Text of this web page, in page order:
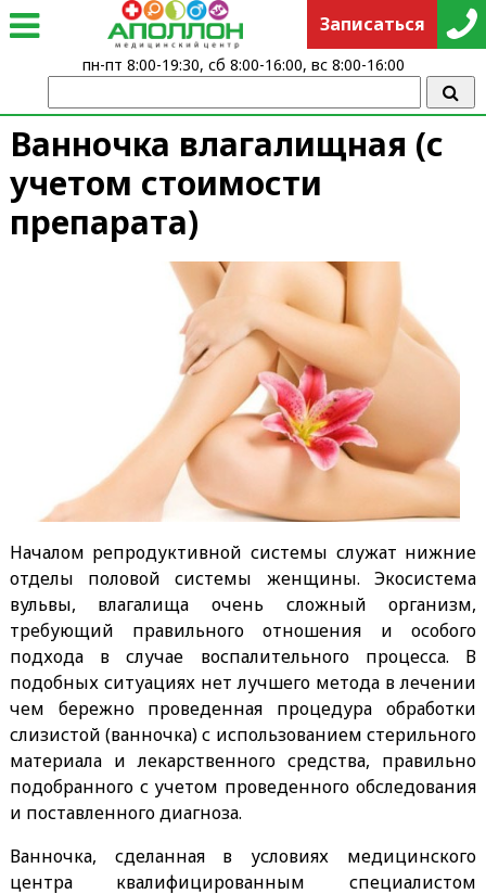
Ванночка влагалищная (с
учетом стоимости
препарата)
Началом репродуктивной системы служат нижние
отделы половой системы женщины. Экосистема
вульвы, влагалища очень сложный организм,
требующий правильного отношения и особого
подхода в случае воспалительного процесса. В
подобных ситуациях нет лучшего метода в лечении
чем бережно проведенная процедура обработки
слизистой (ванночка) с использованием стерильного
материала и лекарственного средства, правильно
подобранного с учетом проведенного обследования
и поставленного диагноза.
Ванночка, сделанная в условиях медицинского
центра квалифицированным специалистом
Записаться
пн-пт 8:00-19:30, сб 8:00-16:00, вс 8:00-16:00